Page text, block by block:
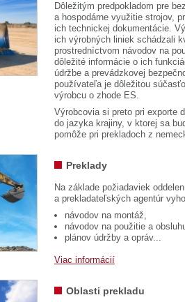
Dôležitým predpokladom pre
a hospodárne využitie strojov,
ich technickej dokumentácie.
ich výrobných liniek schádzali
prostredníctvom návodov na
dôležité informácie o ich
údržbe a prevádzkovej
používateľa je dôležitou
výrobcu o zhode ES.
Výrobcovia si preto pri exporte
do jazyka krajiny, v ktorej sa
pomôže pri prekladoch z
Preklady
Na základe požiadaviek
a prekladateľských agentúr
návodov na montáž,
návodov na použitie a
plánov údržby a opráv...
Viac informácií
Oblasti prekladu